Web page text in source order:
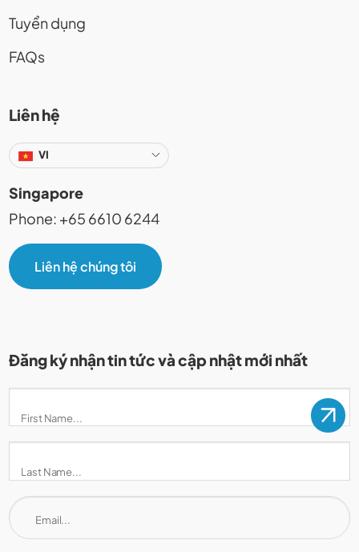
Tuyển dụng
FAQs
Liên hệ
VI
Singapore
Phone: +65 6610 6244
Liên hệ chúng tôi
Đăng ký nhận tin tức và cập nhật mới nhất